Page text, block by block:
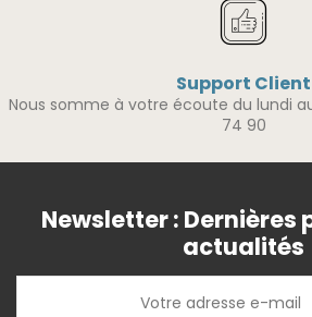
Support Client
Nous somme à votre écoute du lundi
74 90
Newsletter : Dernières
actualités